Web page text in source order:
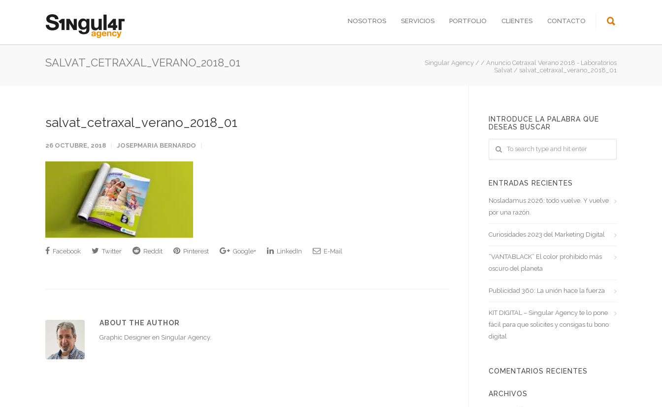
NOSOTROS SERVICIOS PORTFOLIO CLIENTES CONTACTO
SALVAT_CETRAXAL_VERANO_2018_01 Singular Agency / / Anuncio Cetraxal Verano 2018 - Laboratorios
Salvat / salvat_cetraxal_verano_2018_01
salvat_cetraxal_verano_2018_01
26 OCTUBRE, 2018 JOSEPMARIA BERNARDO
Facebook Twitter Reddit Pinterest Google+ LinkedIn E-Mail
ABOUT THE AUTHOR
Graphic Designer en Singular Agency.
INTRODUCE LA PALABRA QUE
DESEAS BUSCAR
ENTRADAS RECIENTES
Nosladamus 2026: todo vuelve. Y vuelve
por una razón.
Curiosidades 2023 del Marketing Digital
“VANTABLACK” El color prohibido más
oscuro del planeta
Publicidad 360: La unión hace la fuerza
KIT DIGITAL – Singular Agency te lo pone
fácil para que solicites y consigas tu bono
digital
COMENTARIOS RECIENTES
ARCHIVOS